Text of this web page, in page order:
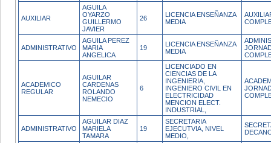
AUXILIAR
AGUILA
OYARZO
GUILLERMO
JAVIER
26
LICENCIA ENSEÑANZA
MEDIA
ADMINISTRATIVO
AGUILA PEREZ
MARIA
ANGELICA
19
LICENCIA ENSEÑANZA
MEDIA
ACADEMICO
REGULAR
AGUILAR
CARDENAS
ROLANDO
NEMECIO
6
LICENCIADO EN
CIENCIAS DE LA
INGENIERIA,
INGENIERO CIVIL EN
ELECTRICIDAD
MENCION ELECT.
INDUSTRIAL,
ADMINISTRATIVO
AGUILAR DIAZ
MARIELA
TAMARA
19
SECRETARIA
EJECUTVIA, NIVEL
MEDIO,